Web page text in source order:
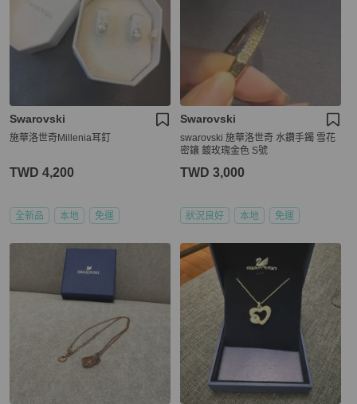
Swarovski
施華洛世奇Millenia耳釘
TWD 4,200
全新品 本地 免運
Swarovski
swarovski 施華洛世奇 水鑽手鐲 雪花
密鑲 鍍玫瑰金色 S號
TWD 3,000
狀況良好 本地 免運